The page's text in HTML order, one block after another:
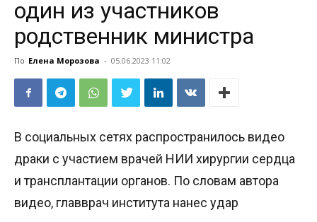
один из участников
родственник министра
По Елена Морозова - 05.06.2023 11:02
В социальных сетях распространилось видео
драки с участием врачей НИИ хирургии сердца
и трансплантации органов. По словам автора
видео, главврач института нанес удар